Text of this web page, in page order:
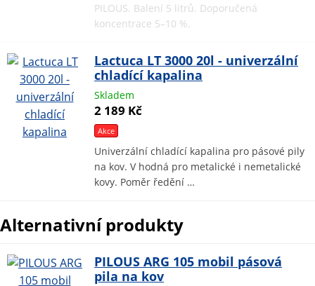
PILOUS. Balení 5 litrů. Doporučená
koncentrace 5–10 %.
Lactuca LT 3000 20l - univerzální
chladící kapalina
Skladem
2 189 Kč
Akce
Univerzální chladící kapalina pro pásové pily
na kov. V hodná pro metalické i nemetalické
kovy. Poměr ředění …
Alternativní produkty
PILOUS ARG 105 mobil pásová
pila na kov